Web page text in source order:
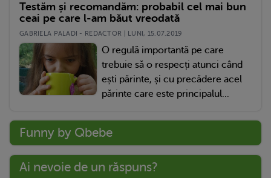
Testăm și recomandăm: probabil cel mai bun
ceai pe care l-am băut vreodată
GABRIELA PALADI - REDACTOR | LUNI, 15.07.2019
O regulă importantă pe care
trebuie să o respecți atunci când
ești părinte, și cu precădere acel
părinte care este principalul...
Funny by Qbebe
Ai nevoie de un răspuns?